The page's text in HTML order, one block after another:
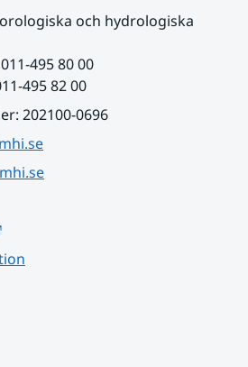
och hydrologiska
495 80 00
495 82 00
202100-0696